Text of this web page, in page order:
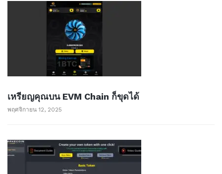
เหรียญคุณบน EVM Chain ก็ขุดได้
พฤศจิกายน 12, 2025